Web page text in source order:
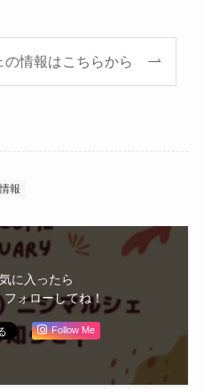
情報はこちらから
報
に入ったら
ォローしてね！
Follow Me